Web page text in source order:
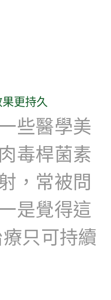
更持久
些醫學美
毒桿菌素
，常被問
是覺得這
只可持續